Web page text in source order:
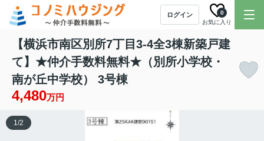
ログイン
お気に入り
0
【横浜市南区別所7丁目3-4全3棟新築戸建
て】★仲介手数料無料★（別所小学校・
南が丘中学校） 3号棟
4,480万円
1/2